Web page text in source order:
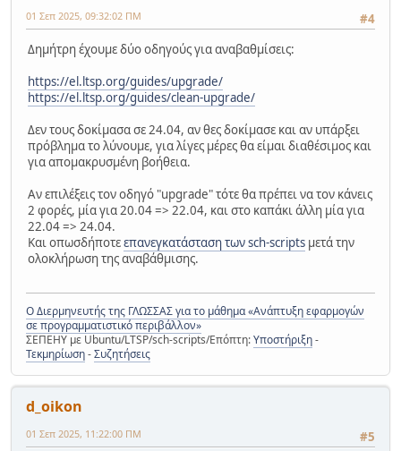
#4
01 Σεπ 2025, 09:32:02 ΠΜ
Δημήτρη έχουμε δύο οδηγούς για αναβαθμίσεις:
https://el.ltsp.org/guides/upgrade/
https://el.ltsp.org/guides/clean-upgrade/
Δεν τους δοκίμασα σε 24.04, αν θες δοκίμασε και αν υπάρξει
πρόβλημα το λύνουμε, για λίγες μέρες θα είμαι διαθέσιμος και
για απομακρυσμένη βοήθεια.
Αν επιλέξεις τον οδηγό "upgrade" τότε θα πρέπει να τον κάνεις
2 φορές, μία για 20.04 => 22.04, και στο καπάκι άλλη μία για
22.04 => 24.04.
Και οπωσδήποτεεπανεγκατάσταση των sch-scripts μετά την
ολοκλήρωση της αναβάθμισης.
Ο Διερμηνευτής της ΓΛΩΣΣΑΣ για το μάθημα «Ανάπτυξη εφαρμογών
σε προγραμματιστικό περιβάλλον»
ΣΕΠΕΗΥ με Ubuntu/LTSP/sch-scripts/Επόπτη:Υποστήριξη-
Τεκμηρίωση-Συζητήσεις
d_oikon
#5
01 Σεπ 2025, 11:22:00 ΠΜ